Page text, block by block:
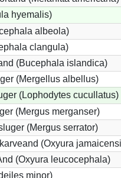
hyemalis)
albeola)
clangula)
(Bucephala islandica)
(Mergellus albellus)
(Lophodytes cucullatus)
(Mergus merganser)
(Mergus serrator)
(Oxyura
(Oxyura leucocephala)
minor)